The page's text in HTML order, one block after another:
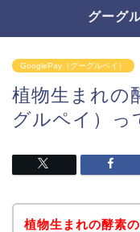
グーグ
GooglePay（グーグルペイ）
植物生まれの
グルペイ）っ
植物生まれの酵素